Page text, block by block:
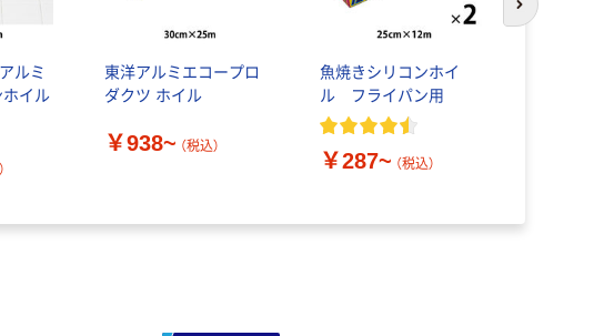
ルミ
イル
東洋アルミエコープロ
ダクツ ホイル
￥938~ （税込）
魚焼きシリコンホイ
ル フライパン用
￥287~ （税込）
次のスライド